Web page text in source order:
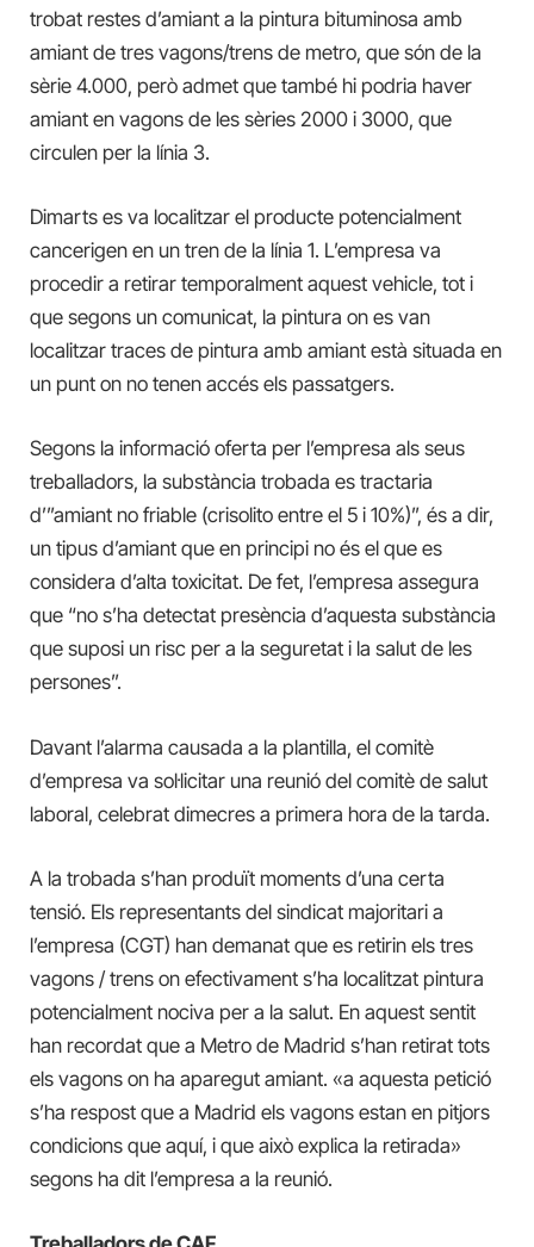
trobat restes d’amiant a la pintura bituminosa amb
amiant de tres vagons/trens de metro, que són de la
sèrie 4.000, però admet que també hi podria haver
amiant en vagons de les sèries 2000 i 3000, que
circulen per la línia 3.
Dimarts es va localitzar el producte potencialment
cancerigen en un tren de la línia 1. L’empresa va
procedir a retirar temporalment aquest vehicle, tot i
que segons un comunicat, la pintura on es van
localitzar traces de pintura amb amiant està situada en
un punt on no tenen accés els passatgers.
Segons la informació oferta per l’empresa als seus
treballadors, la substància trobada es tractaria
d’”amiant no friable (crisolito entre el 5 i 10%)”, és a dir,
un tipus d’amiant que en principi no és el que es
considera d’alta toxicitat. De fet, l’empresa assegura
que “no s’ha detectat presència d’aquesta substància
que suposi un risc per a la seguretat i la salut de les
persones”.
Davant l’alarma causada a la plantilla, el comitè
d’empresa va sol·licitar una reunió del comitè de salut
laboral, celebrat dimecres a primera hora de la tarda.
A la trobada s’han produït moments d’una certa
tensió. Els representants del sindicat majoritari a
l’empresa (CGT) han demanat que es retirin els tres
vagons / trens on efectivament s’ha localitzat pintura
potencialment nociva per a la salut. En aquest sentit
han recordat que a Metro de Madrid s’han retirat tots
els vagons on ha aparegut amiant. «a aquesta petició
s’ha respost que a Madrid els vagons estan en pitjors
condicions que aquí, i que això explica la retirada»
segons ha dit l’empresa a la reunió.